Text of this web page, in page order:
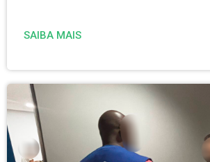
SAIBA MAIS